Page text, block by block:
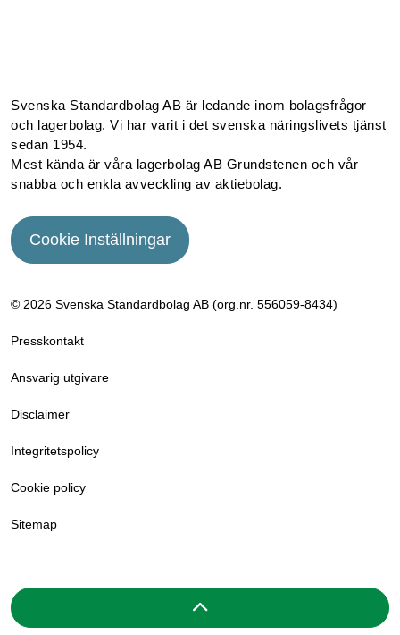
Svenska Standardbolag AB är ledande inom bolagsfrågor
och lagerbolag. Vi har varit i det svenska näringslivets tjänst
sedan 1954.
Mest kända är våra lagerbolag AB Grundstenen och vår
snabba och enkla avveckling av aktiebolag.
Cookie Inställningar
© 2026 Svenska Standardbolag AB (org.nr. 556059­-8434)
Presskontakt
Ansvarig utgivare
Disclaimer
Integritetspolicy
Cookie policy
Sitemap